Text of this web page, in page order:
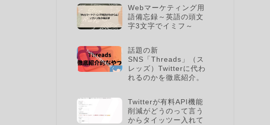
Webマーケティング用
語備忘録～英語の頭文
字3文字でイミフ～
話題の新
SNS「Threads」（ス
レッズ）Twitterに代わ
れるのかを徹底紹介。
Twitterが有料API機能
削減がどうのって言う
からタイッツー入れて